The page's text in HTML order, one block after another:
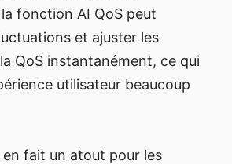
fonction AI QoS peut
et ajuster les
QoS instantanément, ce qui
utilisateur beaucoup
fait un atout pour les